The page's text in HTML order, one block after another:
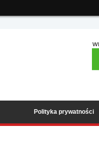
Polityka prywatności